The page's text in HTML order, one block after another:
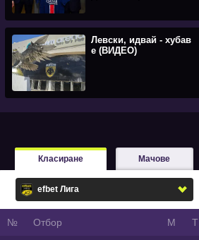
Левски, идвай - хубав
е (ВИДЕО)
Класиране Мачове
№ Oтбор М Т